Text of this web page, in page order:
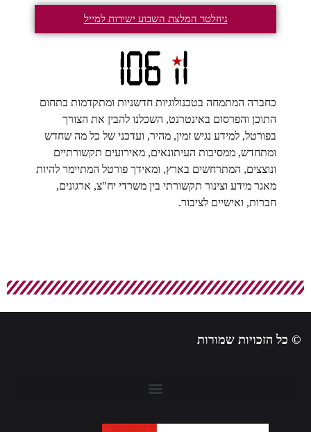
ניוזלטר המלצת השבוע ישירות למייל
כחברה המתמחה בטכנולוגיות חדשניות ומתקדמות בתחום
התוכן והפרסום באינטרנט, השכלנו להבין את הצורך
בפורטל, למידע נגיש זמין, מהיר, ועדכני של כל מה שחדש
ומתחדש, ממסיבות העיתונאים, מאירועים תקשורתיים
ונוצצים, המתרחשים בארץ, ומאידך פורטל המתיימר להיות
מאגר מידע וצינור תקשורתי בין משרדי יח"צ, ארגונים,
חברות, ואישיים לציבור.
כל הזכויות שמורות